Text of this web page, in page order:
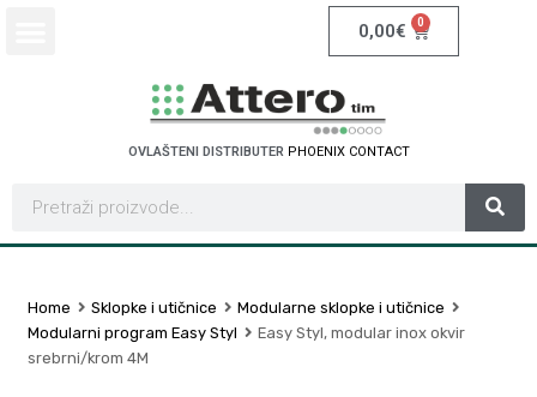
0,00€ 0
OVLAŠTENI DISTRIBUTER PHOENIX CONTACT
Home Sklopke i utičnice
Modularne sklopke i utičnice
Modularni program Easy Styl
Easy Styl, modular inox okvir
srebrni/krom 4M